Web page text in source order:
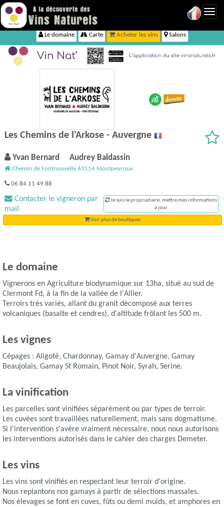
Le domaine Carte Acheter les vins Salons
Les Chemins de l'Arkose - Auvergne
Yvan Bernard Audrey Baldassin
Chemin de Fontnouvelle 63114 Montpeyroux
06 84 11 49 88
Contacter le vigneron par
mail
Je suis le propriaitaire, mettre mes informations
à jour
Voir plus de boutiques
Le domaine
Vignerons en Agriculture biodynamique sur 13ha, situé au sud de
Clermont Fd, à la fin de la vallée de l'Allier.
Terroirs très variés, allant du granit décomposé aux terres
volcaniques (basalte et cendres), d'altitude frôlant les 500 m.
Les vignes
Cépages : Aligoté, Chardonnay, Gamay d'Auvergne, Gamay
Beaujolais, Gamay St Romain, Pinot Noir, Syrah, Serine.
La vinification
Les parcelles sont vinifiées séparément ou par types de terroir.
Les cuvées sont travaillées naturellement, mais sans dogmatisme.
Si l'intervention s'avère vraiment nécessaire, nous nous autorisons
les interventions autorisés dans le cahier des charges Demeter.
Les vins
Les vins sont vinifiés en respectant leur terroir d'origine.
Nous replantons nos gamays à partir de sélections massales.
Nos élevages se font en cuves, fûts ou demi muids, et amphores en